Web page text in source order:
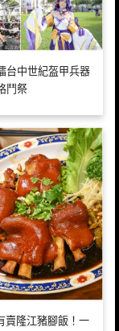
台中世紀盔甲兵器
鬥祭
賣隆江豬腳飯！一